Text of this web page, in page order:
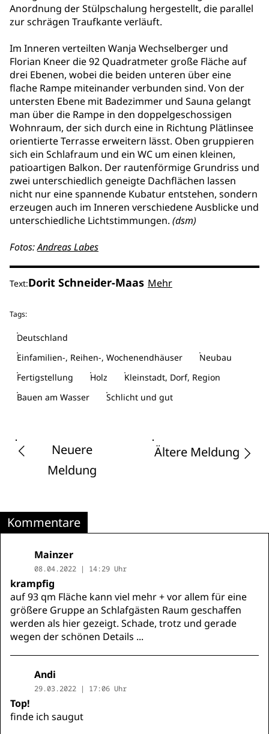
Anordnung der Stülpschalung hergestellt, die parallel
zur schrägen Traufkante verläuft.
Im Inneren verteilten Wanja Wechselberger und
Florian Kneer die 92 Quadratmeter große Fläche auf
drei Ebenen, wobei die beiden unteren über eine
flache Rampe miteinander verbunden sind. Von der
untersten Ebene mit Badezimmer und Sauna gelangt
man über die Rampe in den doppelgeschossigen
Wohnraum, der sich durch eine in Richtung Plätlinsee
orientierte Terrasse erweitern lässt. Oben gruppieren
sich ein Schlafraum und ein WC um einen kleinen,
patioartigen Balkon. Der rautenförmige Grundriss und
zwei unterschiedlich geneigte Dachflächen lassen
nicht nur eine spannende Kubatur entstehen, sondern
erzeugen auch im Inneren verschiedene Ausblicke und
unterschiedliche Lichtstimmungen. (dsm)
Fotos:Andreas Labes
Text:Dorit Schneider-Maas Mehr
Tags:
Deutschland
Einfamilien-, Reihen-, Wochenendhäuser
Neubau
Fertigstellung
Holz
Kleinstadt, Dorf, Region
Bauen am Wasser
Schlicht und gut
Neuere
Meldung
Ältere Meldung
Kommentare
Mainzer
08.04.2022 | 14:29 Uhr
krampfig
auf 93 qm Fläche kann viel mehr + vor allem für eine
größere Gruppe an Schlafgästen Raum geschaffen
werden als hier gezeigt. Schade, trotz und gerade
wegen der schönen Details ...
Andi
29.03.2022 | 17:06 Uhr
Top!
finde ich saugut